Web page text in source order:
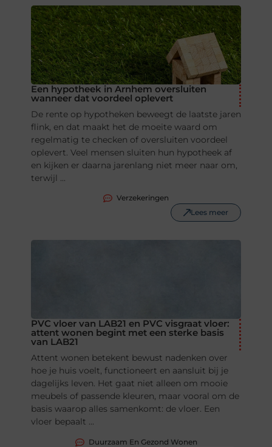
Een hypotheek in Arnhem oversluiten
wanneer dat voordeel oplevert
De rente op hypotheken beweegt de laatste jaren
flink, en dat maakt het de moeite waard om
regelmatig te checken of oversluiten voordeel
oplevert. Veel mensen sluiten hun hypotheek af
en kijken er daarna jarenlang niet meer naar om,
terwijl ...
Verzekeringen
Lees meer
PVC vloer van LAB21 en PVC visgraat vloer:
attent wonen begint met een sterke basis
van LAB21
Attent wonen betekent bewust nadenken over
hoe je huis voelt, functioneert en aansluit bij je
dagelijks leven. Het gaat niet alleen om mooie
meubels of passende kleuren, maar vooral om de
basis waarop alles samenkomt: de vloer. Een
vloer bepaalt ...
Duurzaam En Gezond Wonen